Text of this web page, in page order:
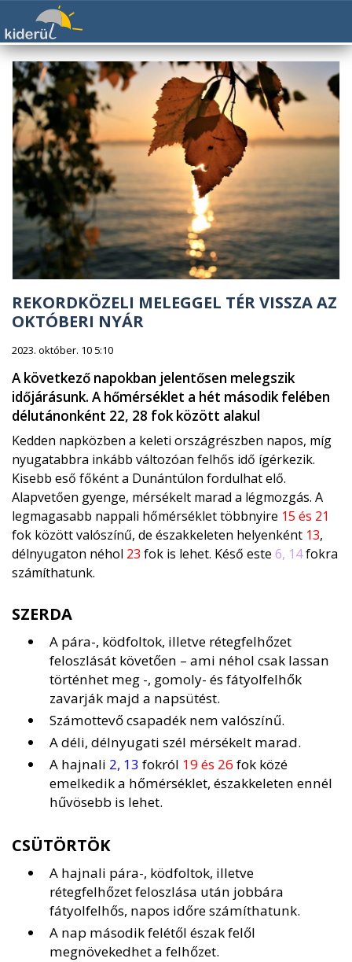
REKORDKÖZELI MELEGGEL TÉR VISSZA AZ
OKTÓBERI NYÁR
2023. október. 10 5:10
A következő napokban jelentősen melegszik
időjárásunk. A hőmérséklet a hét második felében
délutánonként 22, 28 fok között alakul
Kedden napközben a keleti országrészben napos, míg
nyugatabbra inkább változóan felhős idő ígérkezik.
Kisebb eső főként a Dunántúlon fordulhat elő.
Alapvetően gyenge, mérsékelt marad a légmozgás. A
legmagasabb nappali hőmérséklet többnyire 15 és 21
fok között valószínű, de északkeleten helyenként 13,
délnyugaton néhol 23 fok is lehet. Késő este 6, 14fokra
számíthatunk.
SZERDA
A pára-, ködfoltok, illetve rétegfelhőzet
feloszlását követően – ami néhol csak lassan
történhet meg -, gomoly- és fátyolfelhők
zavarják majd a napsütést.
Számottevő csapadék nem valószínű.
A déli, délnyugati szél mérsékelt marad.
A hajnali 2, 13 fokról 19 és 26 fok közé
emelkedik a hőmérséklet, északkeleten ennél
hűvösebb is lehet.
CSÜTÖRTÖK
A hajnali pára-, ködfoltok, illetve
rétegfelhőzet feloszlása után jobbára
fátyolfelhős, napos időre számíthatunk.
A nap második felétől észak felől
megnövekedhet a felhőzet.